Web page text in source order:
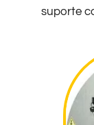
suporte